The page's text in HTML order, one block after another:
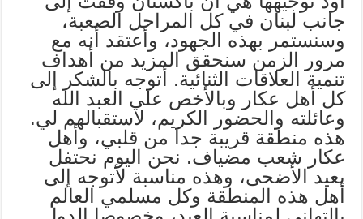
جانب لبنان في كل المراحل الصعبة،
وسنستمر بهذه الجهود، وأعتقد أنه مع
مرور الزمن سنحقق المزيد من أهداف
تنمية العلاقات الثنائية. أتوجه بالشكر إلى
كل أهل عكار وبالأخص علي العبد الله
وعائلته والحضور الكريم، لاستقبالهم لي.
هذه منطقة قريبة جدا من قلبي، وأهل
عكار شعب مضياف. نحن اليوم نحتفل
بعيد الأضحى، وهذه مناسبة لأتوجه إلى
أهل هذه المنطقة وكل مسلمي العالم